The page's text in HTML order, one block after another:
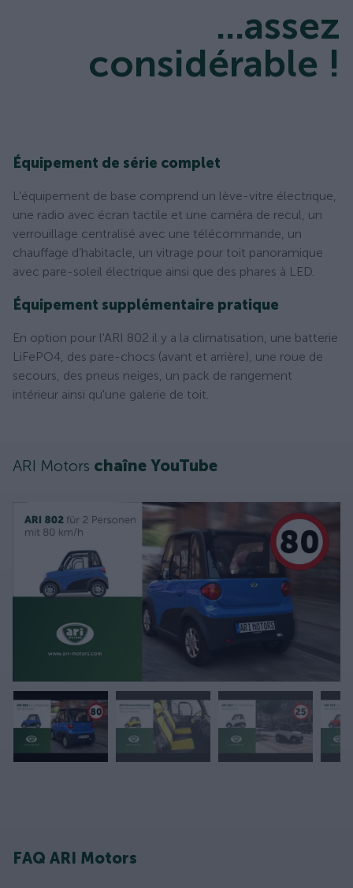
...assez
considérable !
Équipement de série complet
L’équipement de base comprend un lève-vitre électrique,
une radio avec écran tactile et une caméra de recul, un
verrouillage centralisé avec une télécommande, un
chauffage d’habitacle, un vitrage pour toit panoramique
avec pare-soleil électrique ainsi que des phares à LED.
Équipement supplémentaire pratique
En option pour l'ARI 802 il y a la climatisation, une batterie
LiFePO4, des pare-chocs (avant et arrière), une roue de
secours, des pneus neiges, un pack de rangement
intérieur ainsi qu'une galerie de toit.
ARI Motors chaîne YouTube
FAQ ARI Motors